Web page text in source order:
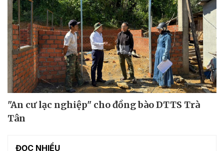
"An cư lạc nghiệp" cho đồng bào DTTS Trà
Tân
ĐỌC NHIỀU